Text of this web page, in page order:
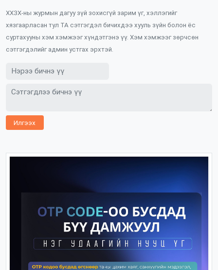
ХХЗХ-ны журмын дагуу зүй зохисгүй зарим үг, хэллэгийг
хязгаарласан тул ТА сэтгэгдэл бичихдээ хууль зүйн болон ёс
суртахууны хэм хэмжээг хүндэтгэнэ үү. Хэм хэмжээг зөрчсөн
сэтгэгдэлийг админ устгах эрхтэй.
Илгээх